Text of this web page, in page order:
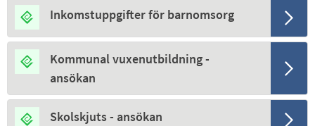
Inkomstuppgifter för barnomsorg
Kommunal vuxenutbildning -
ansökan
Skolskjuts - ansökan